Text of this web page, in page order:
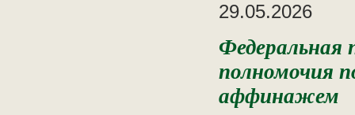
29.05.2026
Федеральная
полномочия
аффинажем